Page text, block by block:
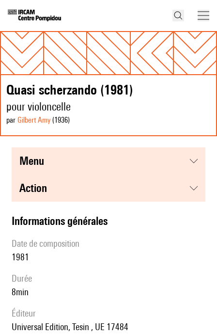
Quasi scherzando (1981)
pour violoncelle
par Gilbert Amy (1936)
menu
action
informations générales
date de composition
1981
durée
8min
éditeur
Universal Edition, Tesin , UE 17484